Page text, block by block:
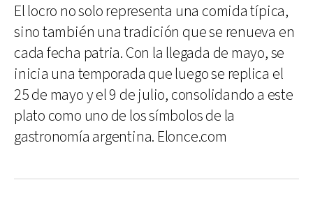
El locro no solo representa una comida típica,
sino también una tradición que se renueva en
cada fecha patria. Con la llegada de mayo, se
inicia una temporada que luego se replica el
25 de mayo y el 9 de julio, consolidando a este
plato como uno de los símbolos de la
gastronomía argentina. Elonce.com